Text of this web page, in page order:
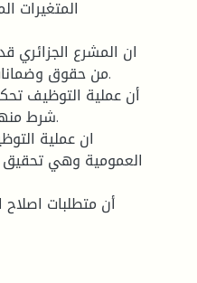
المتغيرات
من حقوق
شرط
العمومية وهي تحقيق